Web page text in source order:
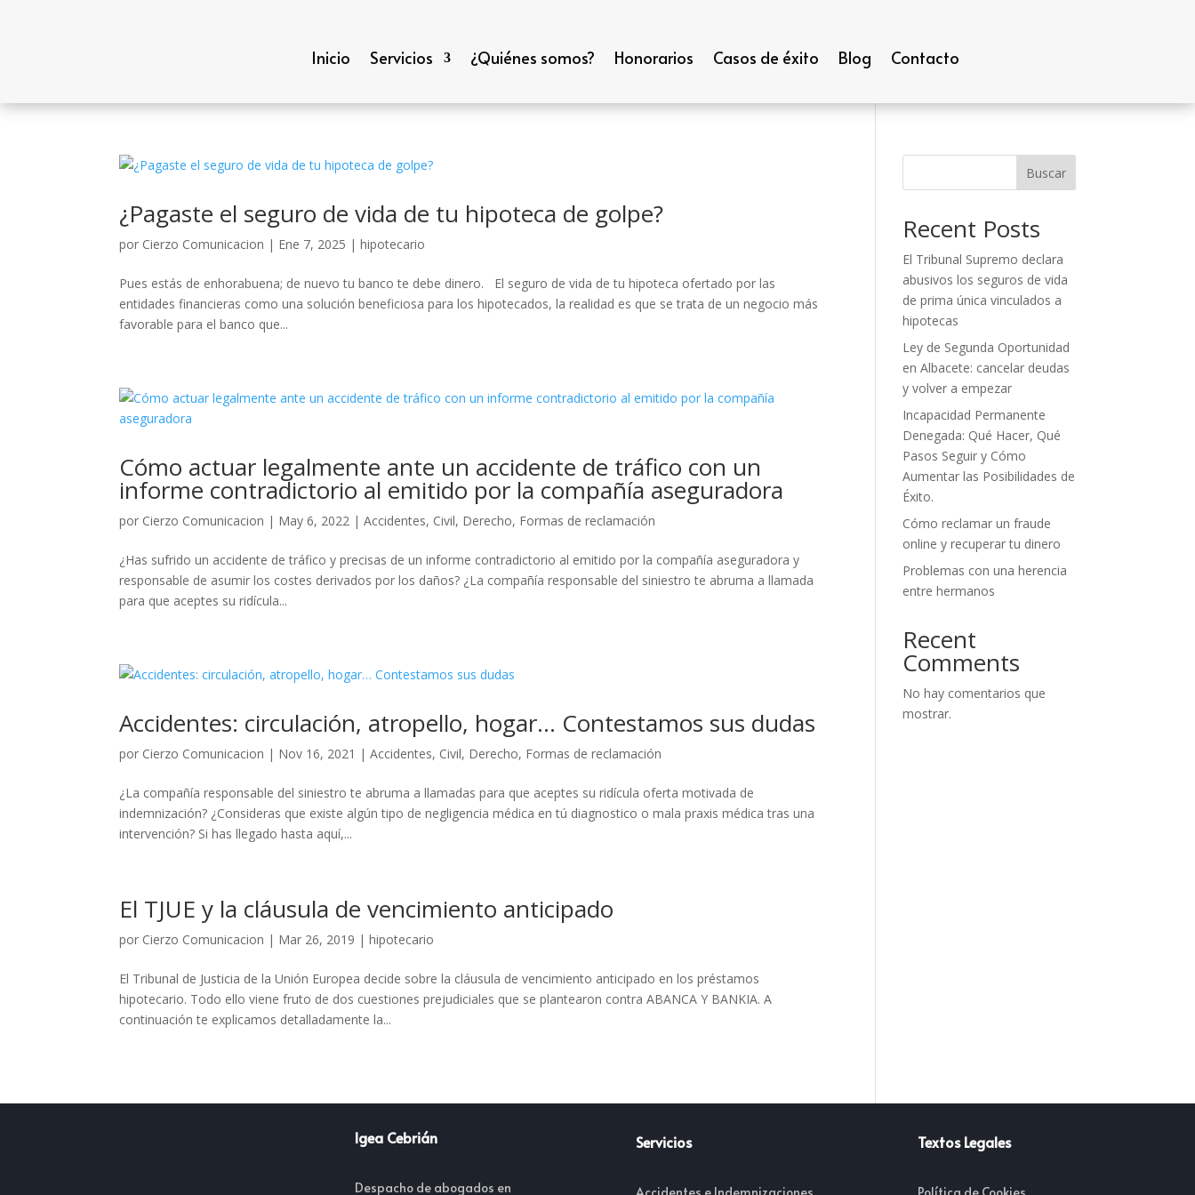
Inicio Servicios ¿Quiénes somos? Honorarios Casos de éxito Blog Contacto
¿Pagaste el seguro de vida de tu hipoteca de golpe?
por Cierzo Comunicacion | Ene 7, 2025 |hipotecario
Pues estás de enhorabuena; de nuevo tu banco te debe dinero. El seguro de vida de tu hipoteca ofertado por las
entidades financieras como una solución beneficiosa para los hipotecados, la realidad es que se trata de un negocio más
favorable para el banco que...
Cómo actuar legalmente ante un accidente de tráfico con un
informe contradictorio al emitido por la compañía aseguradora
por Cierzo Comunicacion | May 6, 2022 |Accidentes, Civil, Derecho, Formas de reclamación
¿Has sufrido un accidente de tráfico y precisas de un informe contradictorio al emitido por la compañía aseguradora y
responsable de asumir los costes derivados por los daños? ¿La compañía responsable del siniestro te abruma a llamada
para que aceptes su ridícula...
Accidentes: circulación, atropello, hogar… Contestamos sus dudas
por Cierzo Comunicacion | Nov 16, 2021 |Accidentes, Civil, Derecho, Formas de reclamación
¿La compañía responsable del siniestro te abruma a llamadas para que aceptes su ridícula oferta motivada de
indemnización? ¿Consideras que existe algún tipo de negligencia médica en tú diagnostico o mala praxis médica tras una
intervención? Si has llegado hasta aquí,...
El TJUE y la cláusula de vencimiento anticipado
por Cierzo Comunicacion | Mar 26, 2019 |hipotecario
El Tribunal de Justicia de la Unión Europea decide sobre la cláusula de vencimiento anticipado en los préstamos
hipotecario. Todo ello viene fruto de dos cuestiones prejudiciales que se plantearon contra ABANCA Y BANKIA. A
continuación te explicamos detalladamente la...
Buscar
Recent Posts
El Tribunal Supremo declara
abusivos los seguros de vida
de prima única vinculados a
hipotecas
Ley de Segunda Oportunidad
en Albacete: cancelar deudas
y volver a empezar
Incapacidad Permanente
Denegada: Qué Hacer, Qué
Pasos Seguir y Cómo
Aumentar las Posibilidades de
Éxito.
Cómo reclamar un fraude
online y recuperar tu dinero
Problemas con una herencia
entre hermanos
Recent
Comments
No hay comentarios que
mostrar.
Igea Cebrián
Despacho de abogados en
Servicios Textos Legales